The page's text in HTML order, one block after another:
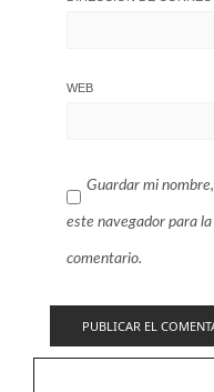
WEB
Guardar mi
este navegador para
comentario.